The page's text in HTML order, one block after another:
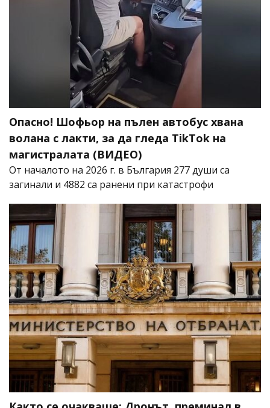
Опасно! Шофьор на пълен автобус хвана
волана с лакти, за да гледа TikTok на
магистралата (ВИДЕО)
От началото на 2026 г. в България 277 души са
загинали и 4882 са ранени при катастрофи